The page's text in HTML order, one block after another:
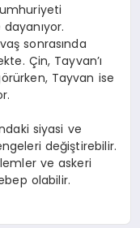
sonrasında
Çin, Tayvan’ı
Tayvan ise
siyasi ve
değiştirebilir.
ve askeri
olabilir.